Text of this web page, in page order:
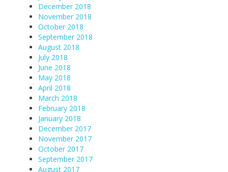
December 2018
November 2018
October 2018
September 2018
August 2018
July 2018
June 2018
May 2018
April 2018
March 2018
February 2018
January 2018
December 2017
November 2017
October 2017
September 2017
August 2017